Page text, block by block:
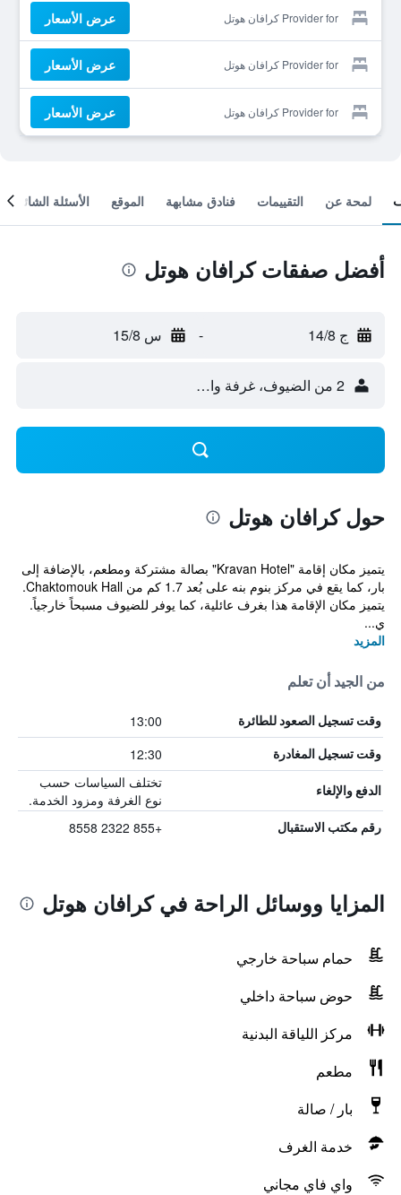
Provider for كرافان هوتل عرض الأسعار
Provider for كرافان هوتل عرض الأسعار
Provider for كرافان هوتل عرض الأسعار
لمحة عن التقييمات فنادق مشابهة الموقع الأسئلة الشائعة
أفضل صفقات كرافان هوتل
ج 14/8 - س 15/8
2 من الضيوف، غرفة واحدة
حول كرافان هوتل
يتميز مكان إقامة "Kravan Hotel" بصالة مشتركة ومطعم، بالإضافة إلى
بار، كما يقع في مركز بنوم بنه على بُعد 1.7 كم من Chaktomouk Hall.
يتميز مكان الإقامة هذا بغرف عائلية، كما يوفر للضيوف مسبحاً خارجياً.
ي...
المزيد
من الجيد أن تعلم
وقت تسجيل الصعود للطائرة 13:00
وقت تسجيل المغادرة 12:30
الدفع والإلغاء
تختلف السياسات حسب
نوع الغرفة ومزود الخدمة.
رقم مكتب الاستقبال +855 2322 8558
المزايا ووسائل الراحة في كرافان هوتل
حمام سباحة خارجي
حوض سباحة داخلي
مركز اللياقة البدنية
مطعم
بار / صالة
خدمة الغرف
واي فاي مجاني